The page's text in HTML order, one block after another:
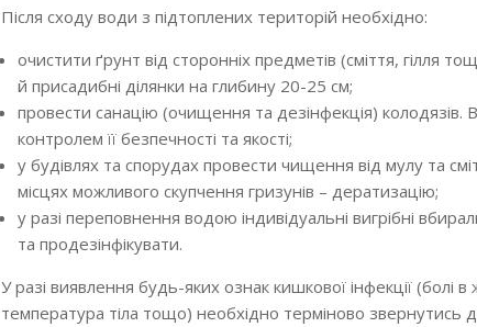
Після сходу води з підтоплених територій необхідно:
очистити ґрунт від сторонніх предметів (сміття, гілля
й присадибні ділянки на глибину 20-25 см;
провести санацію (очищення та дезінфекція)
контролем її безпечності та якості;
у будівлях та спорудах провести чищення від мулу та
місцях можливого скупчення гризунів – дератизацію;
у разі переповнення водою індивідуальні вигрібні
та продезінфікувати.
У разі виявлення будь-яких ознак кишкової інфекції
температура тіла тощо) необхідно терміново звернутись